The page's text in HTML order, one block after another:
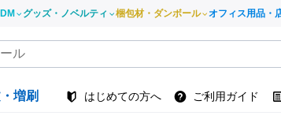
グッズ・ノベルティ 梱包材・ダンボール オフィス用品・
増刷 はじめての方へ ご利用ガイド